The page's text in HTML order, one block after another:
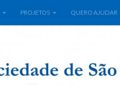
PROJETOS QUERO AJUDAR